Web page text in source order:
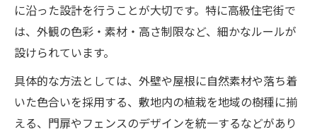
に沿った設計を行うことが大切です。特に高級住宅街で
は、外観の色彩・素材・高さ制限など、細かなルールが
設けられています。
具体的な方法としては、外壁や屋根に自然素材や落ち着
いた色合いを採用する、敷地内の植栽を地域の樹種に揃
える、門扉やフェンスのデザインを統一するなどがあり